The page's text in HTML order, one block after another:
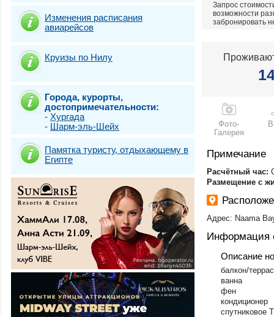
Изменения расписания
авиарейсов
Круизы по Нилу
Города, курорты,
достопримечательности:
- Хургада
- Шарм-эль-Шейх
Памятка туристу, отдыхающему в
Египте
Запрос
возможности
забронировать
Фото-
Галерея
Примечание
​Расчётный час:
Размещение с
Адрес: Naama
Информация
Описание
​балкон/
ванна
фен
кондиционер
спутниковое